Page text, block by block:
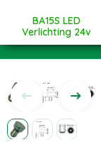
BA15S LED
Verlichting 24v